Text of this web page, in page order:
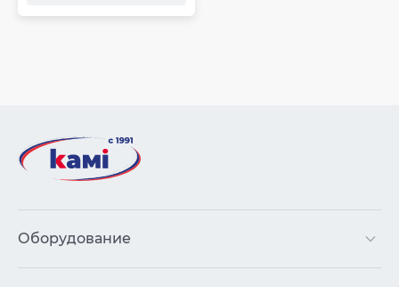
Оборудование